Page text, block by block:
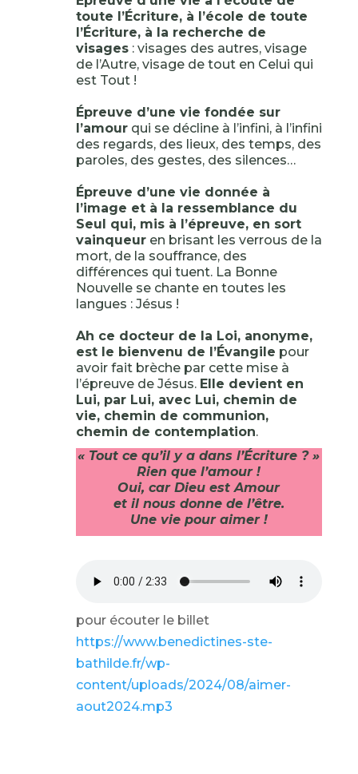
toute l’Écriture, à l’école de toute
l’Écriture, à la recherche de
visages: visages des autres, visage
de l’Autre, visage de tout en Celui qui
est Tout !
Épreuve d’une vie fondée sur
l’amourqui se décline à l’infini, à l’infini
des regards, des lieux, des temps, des
paroles, des gestes, des silences…
Épreuve d’une vie donnée à
l’image et à la ressemblance du
Seul qui, mis à l’épreuve, en sort
vainqueuren brisant les verrous de la
mort, de la souffrance, des
différences qui tuent. La Bonne
Nouvelle se chante en toutes les
langues : Jésus !
Ah ce docteur de la Loi, anonyme,
est le bienvenu de l’Évangile pour
avoir fait brèche par cette mise à
l’épreuve de Jésus. Elle devient en
Lui, par Lui, avec Lui, chemin de
vie, chemin de communion,
chemin de contemplation.
« Tout ce qu’il y a dans l’Écriture ? »
Rien que l’amour !
Oui, car Dieu est Amour
et il nous donne de l’être.
Une vie pour aimer !
pour écouter le billet
https://www.benedictines-ste-
bathilde.fr/wp-
content/uploads/2024/08/aimer-
aout2024.mp3